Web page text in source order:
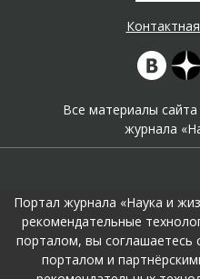
Все материалы
журнала
На портале применяются
Продолжая пользоваться
Портал журнала «Наука и
рекомендательные
порталом, вы соглашаетесь
порталом и